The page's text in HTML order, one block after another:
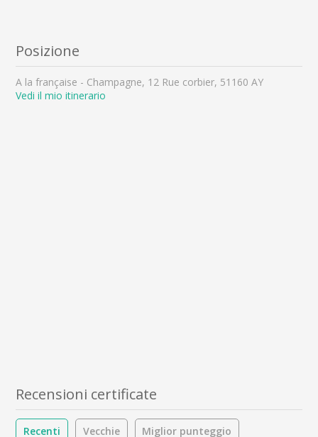
Posizione
A la française - Champagne, 12 Rue corbier, 51160 AY
Vedi il mio itinerario
Recensioni certificate
Recenti Vecchie Miglior punteggio